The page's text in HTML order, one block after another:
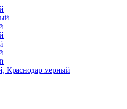
Краснодар мерный